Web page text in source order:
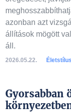
azonban azt
állítások mögött
áll.
2026.05.22. Életstílus
Gyorsabban